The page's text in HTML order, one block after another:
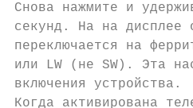
Снова нажмите и
секунд. На на дисплее
переключается на
или LW (не SW). Эта
включения устройства.
Когда активирована